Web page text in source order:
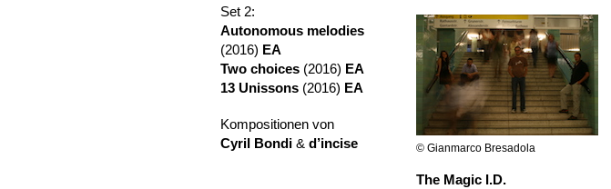
Set 2:
Autonomous melodies
(2016) EA
Two choices (2016) EA
13 Unissons (2016) EA
Kompositionen von
Cyril Bondi & d’incise © Gianmarco Bresadola
The Magic I.D.